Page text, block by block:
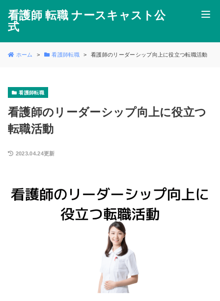
看護師 転職 ナースキャスト公
式
ホーム 看護師転職 看護師のリーダーシップ向上に役立つ転職活動
看護師転職
看護師のリーダーシップ向上に役立つ
転職活動
2023.04.24更新